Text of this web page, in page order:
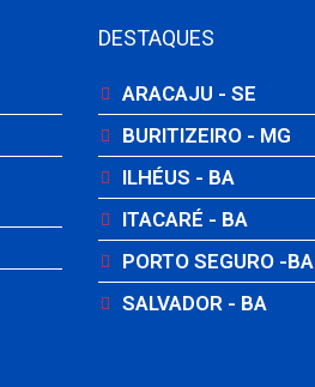
DESTAQUES
ARACAJU - SE
BURITIZEIRO - MG
ILHÉUS - BA
ITACARÉ - BA
PORTO SEGURO -BA
SALVADOR - BA